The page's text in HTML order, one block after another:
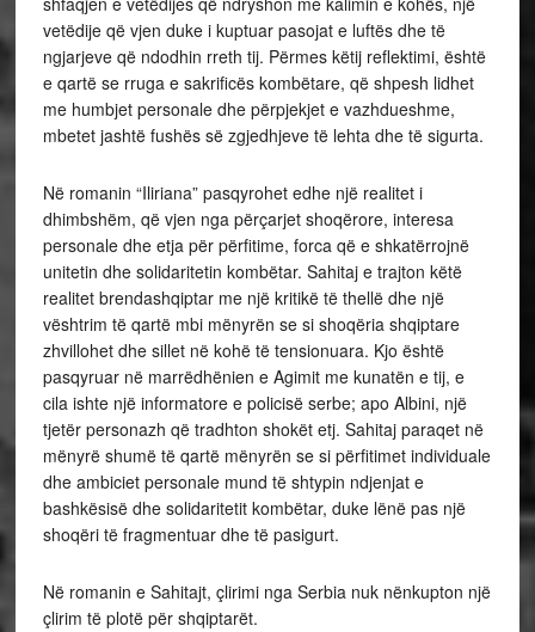
vetëdije që vjen duke i kuptuar pasojat e luftës dhe të
ngjarjeve që ndodhin rreth tij. Përmes këtij reflektimi, është
e qartë se rruga e sakrificës kombëtare, që shpesh lidhet
me humbjet personale dhe përpjekjet e vazhdueshme,
mbetet jashtë fushës së zgjedhjeve të lehta dhe të sigurta.
Në romanin “Iliriana” pasqyrohet edhe një realitet i
dhimbshëm, që vjen nga përçarjet shoqërore, interesa
personale dhe etja për përfitime, forca që e shkatërrojnë
unitetin dhe solidaritetin kombëtar. Sahitaj e trajton këtë
realitet brendashqiptar me një kritikë të thellë dhe një
vështrim të qartë mbi mënyrën se si shoqëria shqiptare
zhvillohet dhe sillet në kohë të tensionuara. Kjo është
pasqyruar në marrëdhënien e Agimit me kunatën e tij, e
cila ishte një informatore e policisë serbe; apo Albini, një
tjetër personazh që tradhton shokët etj. Sahitaj paraqet në
mënyrë shumë të qartë mënyrën se si përfitimet individuale
dhe ambiciet personale mund të shtypin ndjenjat e
bashkësisë dhe solidaritetit kombëtar, duke lënë pas një
shoqëri të fragmentuar dhe të pasigurt.
Në romanin e Sahitajt, çlirimi nga Serbia nuk nënkupton një
çlirim të plotë për shqiptarët.